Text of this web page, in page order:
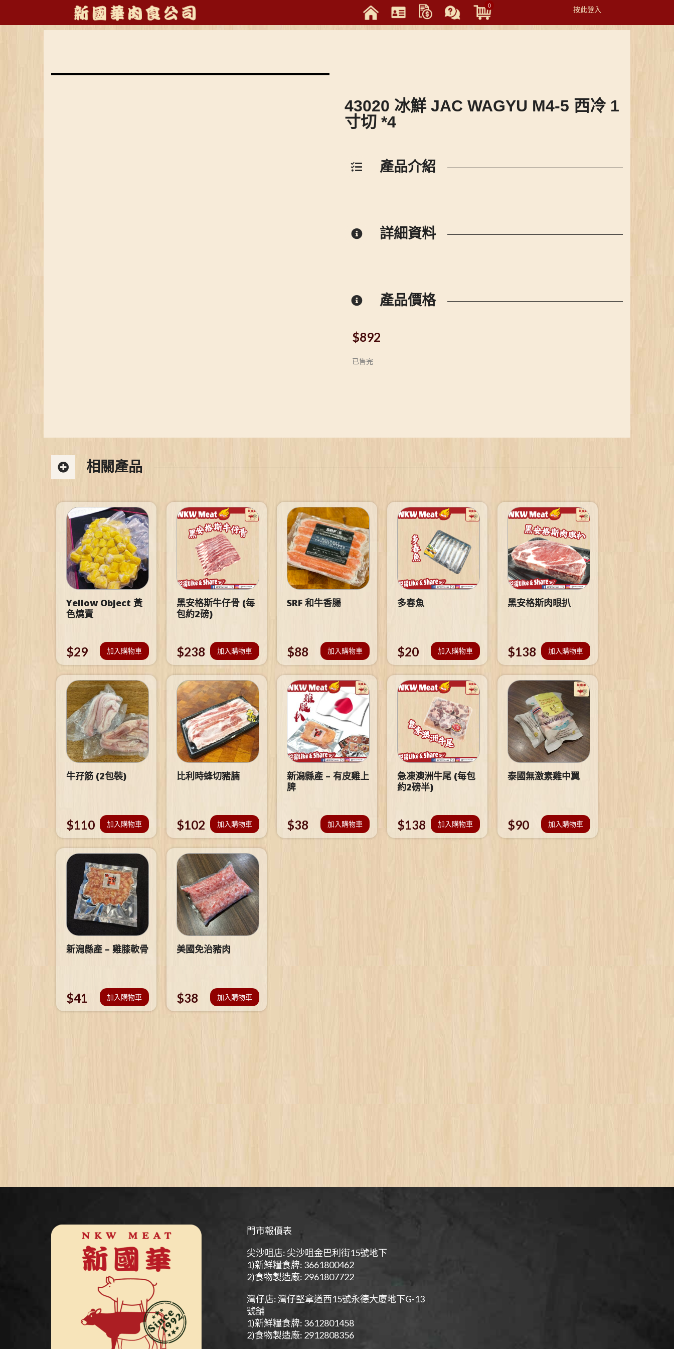
0 按此登入
Toggle
43020 冰鮮 JAC WAGYU M4-5 西冷 1
寸切 *4
產品介紹
詳細資料
產品價格
$892
已售完
相關產品
Yellow Object 黃
色燒賣
$29 加入購物車
黑安格斯牛仔骨 (每
包約2磅)
$238 加入購物車
SRF 和牛香腸
$88 加入購物車
多春魚
$20 加入購物車
黑安格斯肉眼扒
$138 加入購物車
牛孖筋 (2包裝)
$110 加入購物車
比利時蜂切豬腩
$102 加入購物車
新潟縣產 – 有皮雞上
脾
$38 加入購物車
急凍澳洲牛尾 (每包
約2磅半)
$138 加入購物車
泰國無激素雞中翼
$90 加入購物車
新潟縣產 – 雞膝軟骨
$41 加入購物車
美國免治豬肉
$38 加入購物車
門市報價表
尖沙咀店: 尖沙咀金巴利街15號地下
1)新鮮糧食牌: 3661800462
2)食物製造廠: 2961807722
灣仔店: 灣仔堅拿道西15號永德大廈地下G-13
號舖
1)新鮮糧食牌: 3612801458
2)食物製造廠: 2912808356